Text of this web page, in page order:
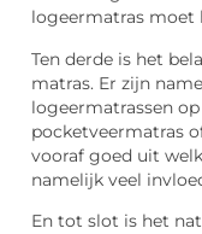
logeermatras moet
Ten derde is het
matras. Er zijn
logeermatrassen
pocketveermatras
vooraf goed uit
namelijk veel
En tot slot is het